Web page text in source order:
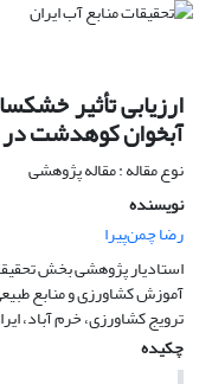
ارزیابی تأثیر
آبخوان کوهدشت در
نوع مقاله : مقاله پژوهشی
نویسنده
رضا چمن‌پیرا
استادیار پژوهشی بخش
آموزش کشاورزی و منابع
ترویج کشاورزی، خرم آباد،
چکیده